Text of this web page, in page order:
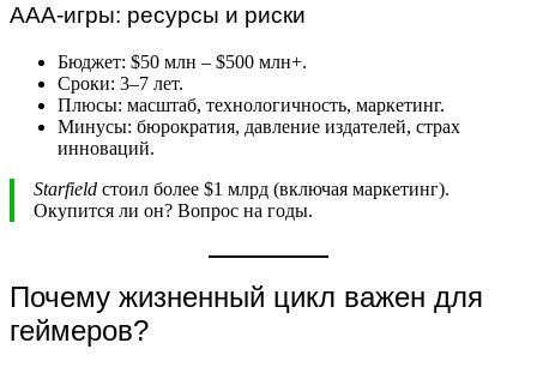
AAA-игры: ресурсы и риски
Бюджет: $50 млн – $500 млн+.
Сроки: 3–7 лет.
Плюсы: масштаб, технологичность, маркетинг.
Минусы: бюрократия, давление издателей, страх
инноваций.
Starfield стоил более $1 млрд (включая маркетинг).
Окупится ли он? Вопрос на годы.
Почему жизненный цикл важен для
геймеров?